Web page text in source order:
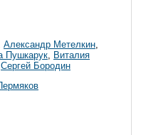
Александр Метелкин
Пушкарук
Виталия
Сергей Бородин